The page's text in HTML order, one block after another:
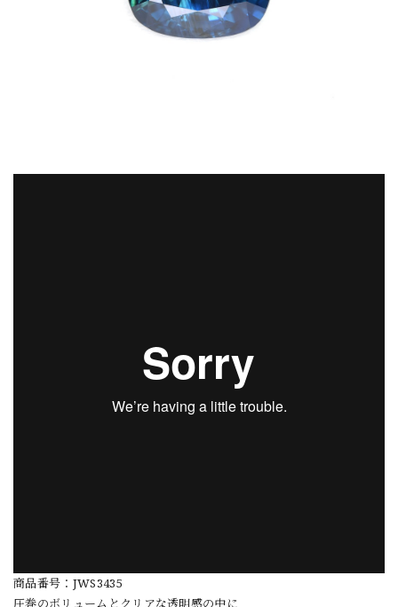
商品番号：JWS3435
圧巻のボリュームとクリアな透明感の中に